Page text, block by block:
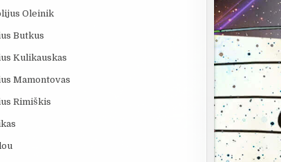
Oleinik
Butkus
Kulikauskas
Mamontovas
Rimiškis